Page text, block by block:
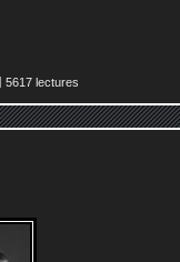
5617 lectures